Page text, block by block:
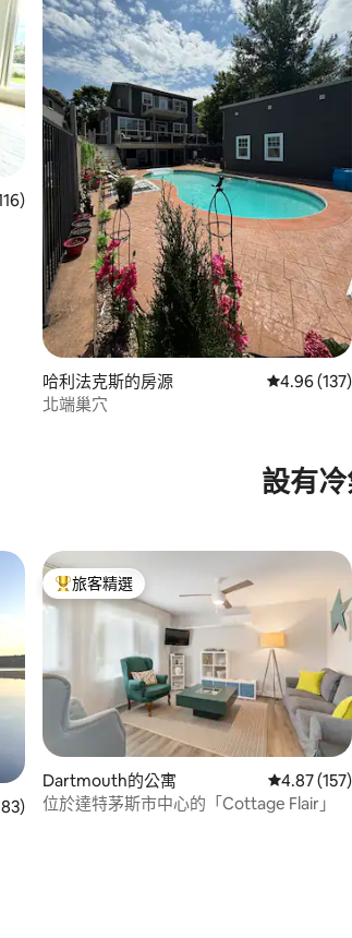
評價中獲得 4.99 的平均評分（滿分 5 分）
哈利法克斯的房源 從 137 則
4.96 (137)
北端巢穴
設有
評價中獲得 4.87 的平均評分（滿分 5 分）
旅客精選榜首
旅客精選
Dartmouth的公寓 從 157 則
4.87 (157)
位於達特茅斯市中心的「Cottage Flair」